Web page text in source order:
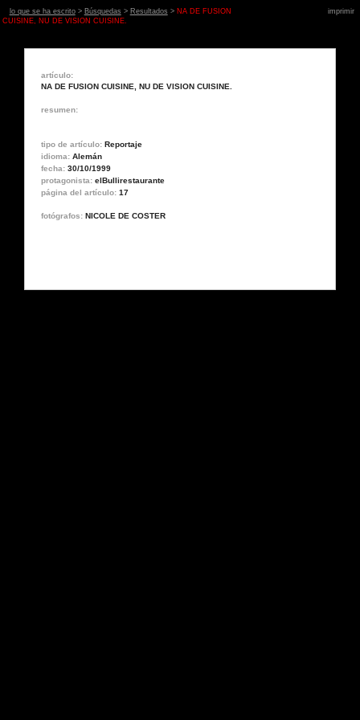
lo que se ha escrito> Búsquedas > Resultados > NA DE FUSION
CUISINE, NU DE VISION CUISINE.
imprimir
artículo:
NA DE FUSION CUISINE, NU DE VISION CUISINE.
resumen:
tipo de artículo: Reportaje
idioma: Alemán
fecha: 30/10/1999
protagonista: elBullirestaurante
página del artículo: 17
fotógrafos: NICOLE DE COSTER